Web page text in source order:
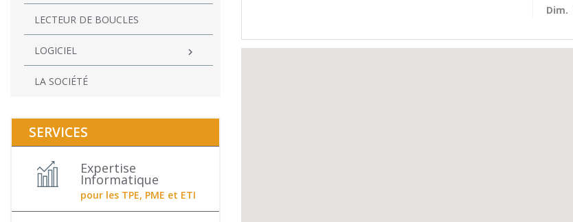
LECTEUR DE BOUCLES

LOGICIEL
LA SOCIÉTÉ
SERVICES
Expertise
Informatique
pour les TPE, PME et ETI
Dim.